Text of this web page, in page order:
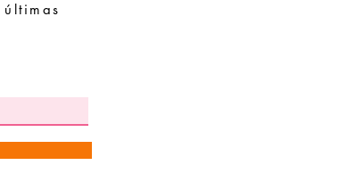
últimas